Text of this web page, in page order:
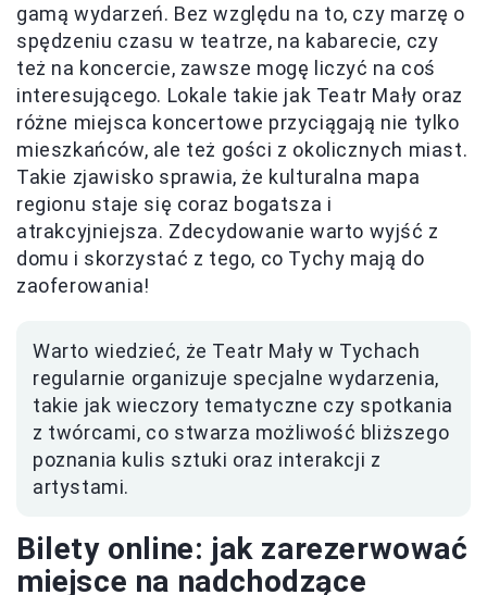
gamą wydarzeń. Bez względu na to, czy marzę o
spędzeniu czasu w teatrze, na kabarecie, czy
też na koncercie, zawsze mogę liczyć na coś
interesującego. Lokale takie jak Teatr Mały oraz
różne miejsca koncertowe przyciągają nie tylko
mieszkańców, ale też gości z okolicznych miast.
Takie zjawisko sprawia, że kulturalna mapa
regionu staje się coraz bogatsza i
atrakcyjniejsza. Zdecydowanie warto wyjść z
domu i skorzystać z tego, co Tychy mają do
zaoferowania!
Warto wiedzieć, że Teatr Mały w Tychach
regularnie organizuje specjalne wydarzenia,
takie jak wieczory tematyczne czy spotkania
z twórcami, co stwarza możliwość bliższego
poznania kulis sztuki oraz interakcji z
artystami.
Bilety online: jak zarezerwować
miejsce na nadchodzące